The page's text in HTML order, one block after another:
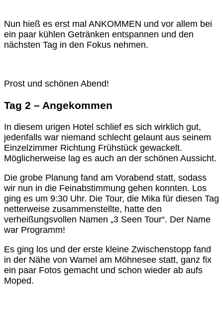
Nun hieß es erst mal ANKOMMEN und vor allem bei
ein paar kühlen Getränken entspannen und den
nächsten Tag in den Fokus nehmen.
Prost und schönen Abend!
Tag 2 – Angekommen
In diesem urigen Hotel schlief es sich wirklich gut,
jedenfalls war niemand schlecht gelaunt aus seinem
Einzelzimmer Richtung Frühstück gewackelt.
Möglicherweise lag es auch an der schönen Aussicht.
Die grobe Planung fand am Vorabend statt, sodass
wir nun in die Feinabstimmung gehen konnten. Los
ging es um 9:30 Uhr. Die Tour, die Mika für diesen Tag
netterweise zusammenstellte, hatte den
verheißungsvollen Namen „3 Seen Tour“. Der Name
war Programm!
Es ging los und der erste kleine Zwischenstopp fand
in der Nähe von Wamel am Möhnesee statt, ganz fix
ein paar Fotos gemacht und schon wieder ab aufs
Moped.